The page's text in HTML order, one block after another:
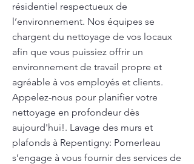
résidentiel respectueux de
l’environnement. Nos équipes se
chargent du nettoyage de vos locaux
afin que vous puissiez offrir un
environnement de travail propre et
agréable à vos employés et clients.
Appelez-nous pour planifier votre
nettoyage en profondeur dès
aujourd'hui!. Lavage des murs et
plafonds à Repentigny: Pomerleau
s’engage à vous fournir des services de